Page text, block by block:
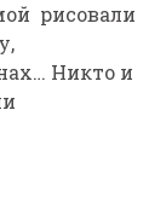
рисовали
Никто и